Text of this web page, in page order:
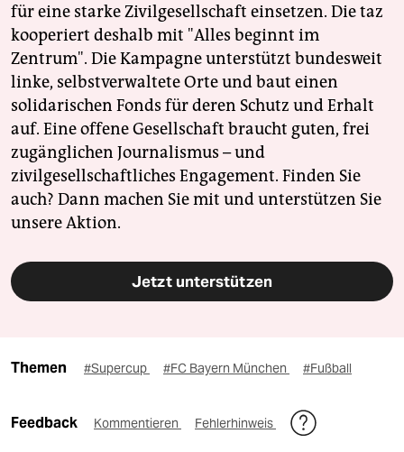
für eine starke Zivilgesellschaft einsetzen. Die taz
kooperiert deshalb mit "Alles beginnt im
Zentrum". Die Kampagne unterstützt bundesweit
linke, selbstverwaltete Orte und baut einen
solidarischen Fonds für deren Schutz und Erhalt
auf. Eine offene Gesellschaft braucht guten, frei
zugänglichen Journalismus – und
zivilgesellschaftliches Engagement. Finden Sie
auch? Dann machen Sie mit und unterstützen Sie
unsere Aktion.
Jetzt unterstützen
Themen #Supercup #FC Bayern München #Fußball
Feedback Kommentieren Fehlerhinweis